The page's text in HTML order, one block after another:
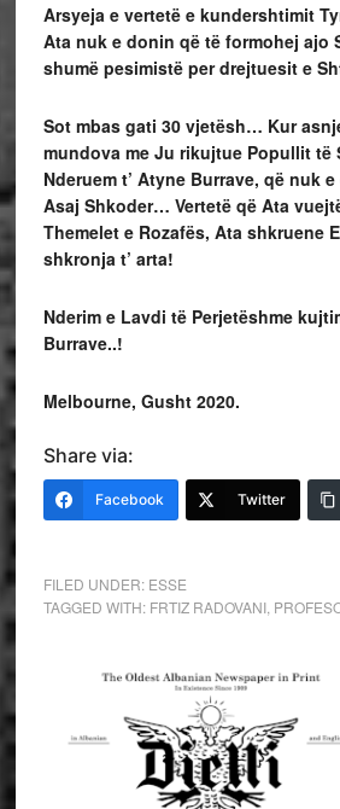
Arsyeja e vertetë e kundershtimit
Ata nuk e donin që të formohej ajo
shumë pesimistë per drejtuesit e
Sot mbas gati 30 vjetësh… Kur
mundova me Ju rikujtue Popullit të
Nderuem t’ Atyne Burrave, që nuk
Asaj Shkoder… Vertetë që Ata
Themelet e Rozafës, Ata shkruene
shkronja t’ arta!
Nderim e Lavdi të Perjetëshme
Burrave..!
Melbourne, Gusht 2020.
Share via:
Facebook Twitter
FILED UNDER: ESSE
TAGGED WITH: FRTIZ RADOVANI,